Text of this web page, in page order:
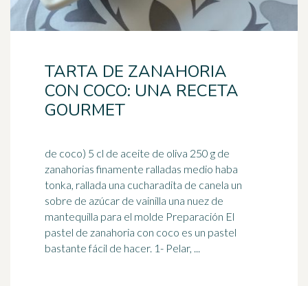
TARTA DE ZANAHORIA
CON COCO: UNA RECETA
GOURMET
de coco) 5 cl de aceite de oliva 250 g de
zanahorias finamente ralladas medio haba
tonka, rallada una cucharadita de canela un
sobre de azúcar de vainilla una nuez de
mantequilla para el molde Preparación El
pastel de zanahoria con coco es un pastel
bastante fácil de hacer. 1- Pelar, ...